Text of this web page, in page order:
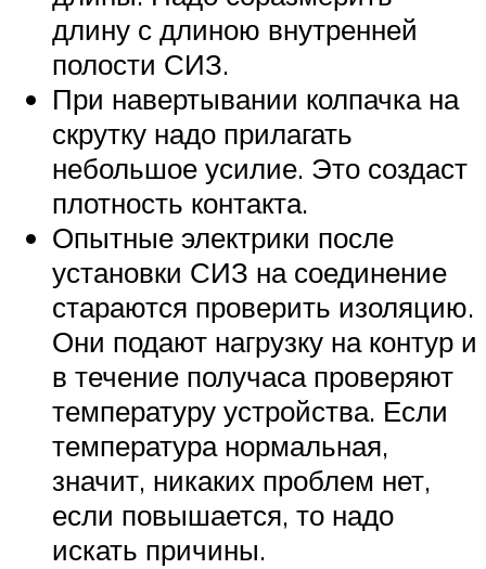
длину с длиною внутренней
полости СИЗ.
При навертывании колпачка на
скрутку надо прилагать
небольшое усилие. Это создаст
плотность контакта.
Опытные электрики после
установки СИЗ на соединение
стараются проверить изоляцию.
Они подают нагрузку на контур и
в течение получаса проверяют
температуру устройства. Если
температура нормальная,
значит, никаких проблем нет,
если повышается, то надо
искать причины.